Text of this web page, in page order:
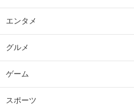
エンタメ
グルメ
ゲーム
スポーツ